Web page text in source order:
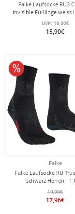
Falke Laufsocke RU3
Invisible Füßlinge weiss
Paar
UVP: 18,00€
15,90€
Falke
Falke Laufsocke RU
schwarz Herren - 1
19,95€
17,96€
10% reduziert